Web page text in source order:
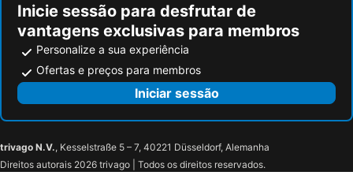
Inicie sessão para desfrutar de
vantagens exclusivas para membros
Personalize a sua experiência
Ofertas e preços para membros
Iniciar sessão
trivago N.V., Kesselstraße 5 – 7, 40221 Düsseldorf, Alemanha
Direitos autorais 2026 trivago | Todos os direitos reservados.